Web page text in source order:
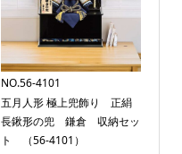
NO.56-4101
五月人形 極上兜飾り 正絹
長鍬形の兜 鎌倉 収納セッ
ト （56-4101）